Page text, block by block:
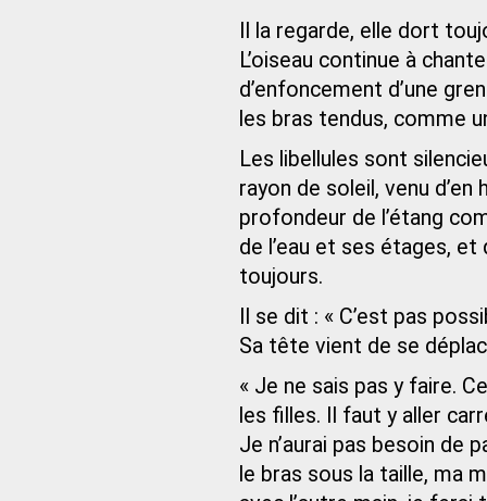
Il la regarde, elle dort
L’oiseau continue à
d’enfoncement d’une
les bras tendus, comme
Les libellules sont
rayon de soleil, venu
profondeur de l’étang
de l’eau et ses étages, et
toujours.
Il se dit : « C’est pas
Sa tête vient de se
« Je ne sais pas y faire.
les filles. Il faut y aller
Je n’aurai pas besoin de
le bras sous la taille, ma